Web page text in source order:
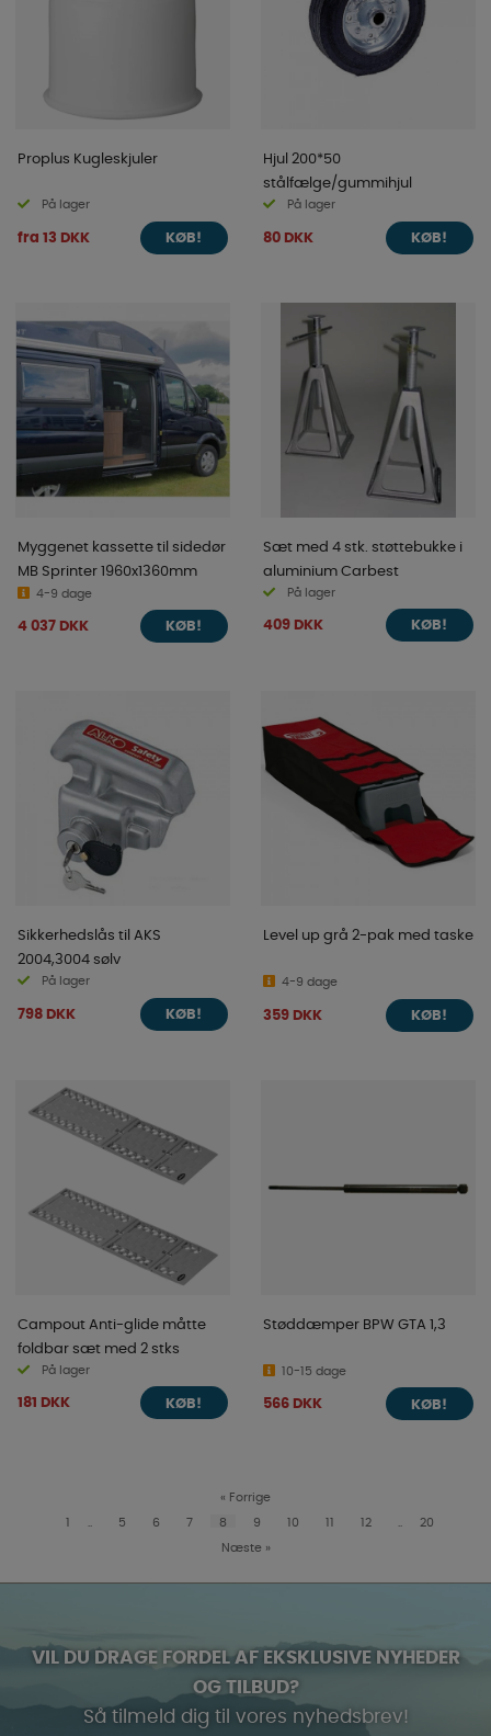
Proplus Kugleskjuler
På lager
fra 13 DKK KØB!
Hjul 200*50
stålfælge/gummihjul
På lager
80 DKK KØB!
Myggenet kassette til sidedør
MB Sprinter 1960x1360mm
4-9 dage
4 037 DKK KØB!
Sæt med 4 stk. støttebukke i
aluminium Carbest
På lager
409 DKK KØB!
Sikkerhedslås til AKS
2004,3004 sølv
På lager
798 DKK KØB!
Level up grå 2-pak med taske
4-9 dage
359 DKK KØB!
Campout Anti-glide måtte
foldbar sæt med 2 stks
På lager
181 DKK KØB!
Støddæmper BPW GTA 1,3
10-15 dage
566 DKK KØB!
« Forrige
1 5 6 7 8 9 10 11 12 20
Næste »
VIL DU DRAGE FORDEL AF EKSKLUSIVE NYHEDER
OG TILBUD?
Så tilmeld dig til vores nyhedsbrev!